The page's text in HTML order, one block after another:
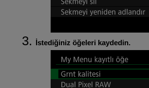
İstediğiniz öğeleri kaydedin.